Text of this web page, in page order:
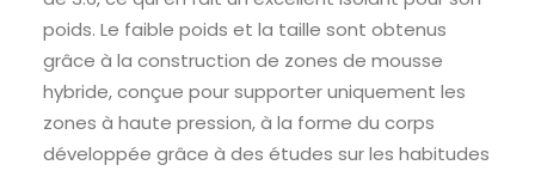
poids. Le faible poids et la taille sont obtenus
grâce à la construction de zones de mousse
hybride, conçue pour supporter uniquement les
zones à haute pression, à la forme du corps
développée grâce à des études sur les habitudes